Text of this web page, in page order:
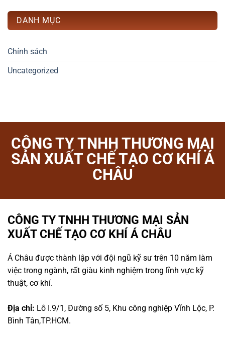
DANH MỤC
Chính sách
Uncategorized
CÔNG TY TNHH THƯƠNG MẠI
SẢN XUẤT CHẾ TẠO CƠ KHÍ Á
CHÂU
CÔNG TY TNHH THƯƠNG MẠI SẢN
XUẤT CHẾ TẠO CƠ KHÍ Á CHÂU
Á Châu được thành lập với đội ngũ kỹ sư trên 10 năm làm
việc trong ngành, rất giàu kinh nghiệm trong lĩnh vực kỹ
thuật, cơ khí.
Địa chỉ: Lô I.9/1, Đường số 5, Khu công nghiệp Vĩnh Lộc, P.
Bình Tân,TP.HCM.